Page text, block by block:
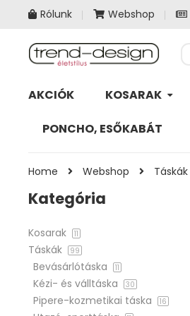
Rólunk Webshop
AKCIÓK KOSARAK
PONCHO, ESŐKABÁT
Home Webshop Táskák
Kategória
Kosarak 11
Táskák 99
Bevásárlótáska 11
Kézi- és válltáska 30
Pipere-kozmetikai táska 16